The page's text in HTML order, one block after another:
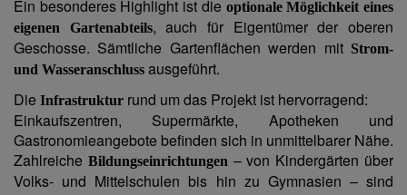
Ein besonderes Highlight ist die optionale Möglichkeit eines
eigenen Gartenabteils, auch für Eigentümer der oberen
Geschosse. Sämtliche Gartenflächen werden mit Strom-
und Wasseranschluss ausgeführt.
Die Infrastruktur rund um das Projekt ist hervorragend:
Einkaufszentren, Supermärkte, Apotheken und
Gastronomieangebote befinden sich in unmittelbarer Nähe.
Zahlreiche Bildungseinrichtungen– von Kindergärten über
Volks- und Mittelschulen bis hin zu Gymnasien – sind